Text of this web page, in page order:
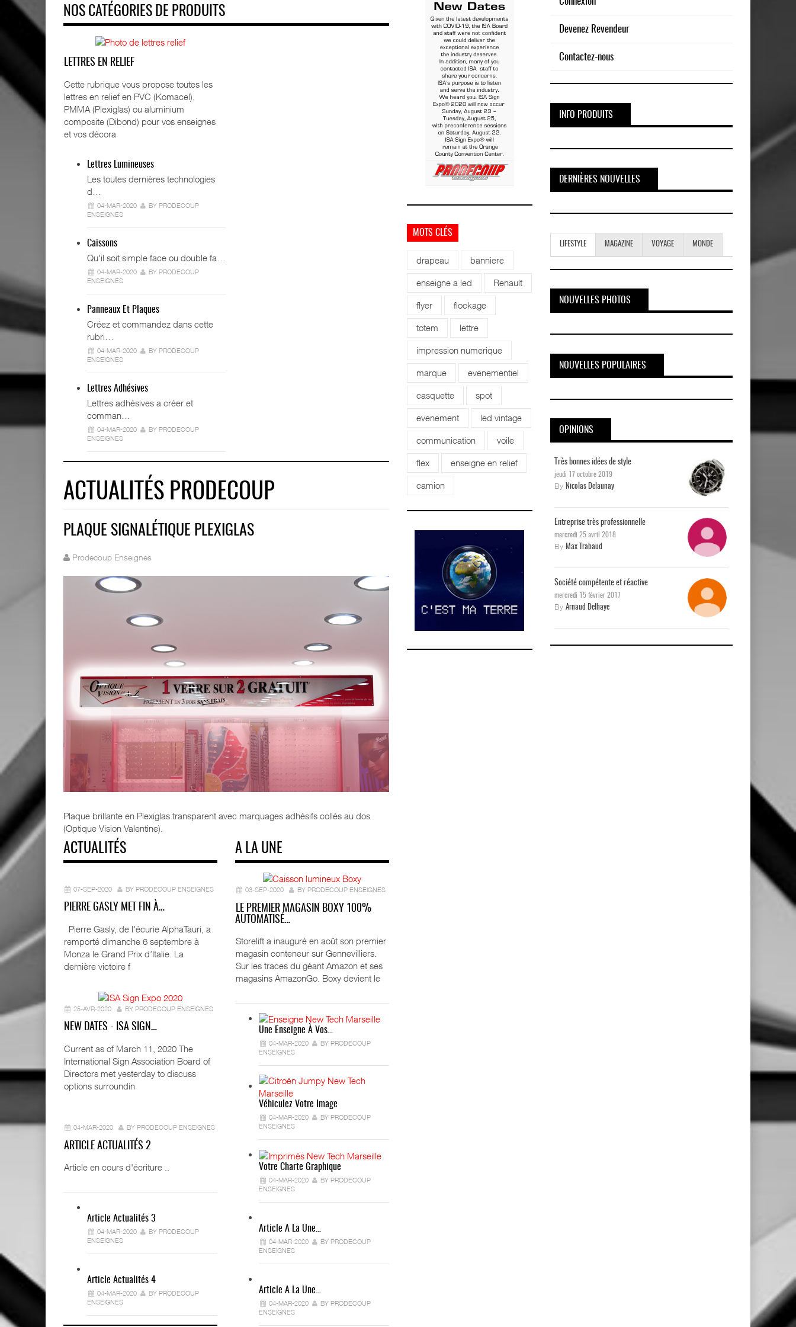
NOS CATÉGORIES DE PRODUITS
LETTRES EN RELIEF
Cette rubrique vous propose toutes les
lettres en relief en PVC (Komacel),
PMMA (Plexiglas) ou aluminium
composite (Dibond) pour vos enseignes
et vos décora
Lettres Lumineuses
Les toutes dernières technologies
d…
04-MAR-2020
BY PRODECOUP
ENSEIGNES
Caissons
Qu'il soit simple face ou double fa…
04-MAR-2020
BY PRODECOUP
ENSEIGNES
Panneaux Et Plaques
Créez et commandez dans cette
rubri…
04-MAR-2020
BY PRODECOUP
ENSEIGNES
Lettres Adhésives
Lettres adhésives a créer et
comman…
04-MAR-2020
BY PRODECOUP
ENSEIGNES
ACTUALITÉS PRODECOUP
PLAQUE SIGNALÉTIQUE PLEXIGLAS
Prodecoup Enseignes
Plaque brillante en Plexiglas transparent avec marquages adhésifs collés au dos
(Optique Vision Valentine).
ACTUALITÉS
07-SEP-2020 BY PRODECOUP ENSEIGNES
PIERRE GASLY MET FIN À…
Pierre Gasly, de l’écurie AlphaTauri, a
remporté dimanche 6 septembre à
Monza le Grand Prix d’Italie. La
dernière victoire f
25-AVR-2020 BY PRODECOUP ENSEIGNES
NEW DATES - ISA SIGN…
Current as of March 11, 2020 The
International Sign Association Board of
Directors met yesterday to discuss
options surroundin
04-MAR-2020 BY PRODECOUP ENSEIGNES
ARTICLE ACTUALITÉS 2
Article en cours d'écriture ..
Article Actualités 3
04-MAR-2020
BY PRODECOUP
ENSEIGNES
Article Actualités 4
04-MAR-2020
BY PRODECOUP
ENSEIGNES
A LA UNE
03-SEP-2020 BY PRODECOUP ENSEIGNES
LE PREMIER MAGASIN BOXY 100%
AUTOMATISÉ…
Storelift a inauguré en août son premier
magasin conteneur sur Gennevilliers.
Sur les traces du géant Amazon et ses
magasins AmazonGo. Boxy devient le
Une Enseigne À Vos…
04-MAR-2020
BY PRODECOUP
ENSEIGNES
Véhiculez Votre Image
04-MAR-2020
BY PRODECOUP
ENSEIGNES
Votre Charte Graphique
04-MAR-2020
BY PRODECOUP
ENSEIGNES
Article A La Une…
04-MAR-2020
BY PRODECOUP
ENSEIGNES
Article A La Une…
04-MAR-2020
BY PRODECOUP
ENSEIGNES
MOTS CLÉS
drapeau banniere
enseigne a led Renault
flyer flockage
totem lettre
impression numerique
marque evenementiel
casquette spot
evenement led vintage
communication voile
flex enseigne en relief
camion
Devenez Revendeur
Contactez-nous
INFO PRODUITS
DERNIÈRES NOUVELLES
LIFESTYLE MAGAZINE VOYAGE MONDE
NOUVELLES PHOTOS
NOUVELLES POPULAIRES
OPINIONS
Très bonnes idées de style
jeudi 17 octobre 2019
By Nicolas Delaunay
Entreprise très professionnelle
mercredi 25 avril 2018
By Max Trabaud
Société compétente et réactive
mercredi 15 février 2017
By Arnaud Delhaye